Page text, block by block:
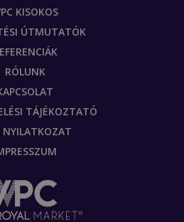
KISOKOS
ÚTMUTATÓK
RÓLUNK
TÁJÉKOZTATÓ
NYILATKOZAT